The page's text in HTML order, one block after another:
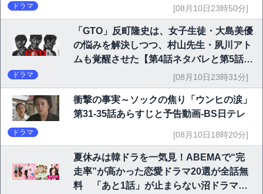
ドラマ [08月10日23時50分]
「GTO」反町隆史は、女子生徒・大島美優
の悩みを解決しつつ、村山先生・夙川アト
ムも覚醒させた【第4話ネタバレと第5話予
ドラマ [08月10日23時31分]
衝撃の事実～ソックの焦り「ウンヒの涙」
第31-35話あらすじと予告動画-BS日テレ
ドラマ [08月10日18時20分]
夏休みは韓ドラを一気見！ABEMAで“完
走率”が高かった恋愛ドラマ20選が全話無
料 「あと1話」が止まらない沼ドラマを